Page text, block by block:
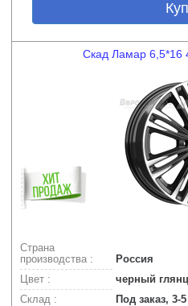
Скад Ламар 6,5*16
Страна
производства :
Россия
Цвет :
черный
Склад :
Под заказ, 3-